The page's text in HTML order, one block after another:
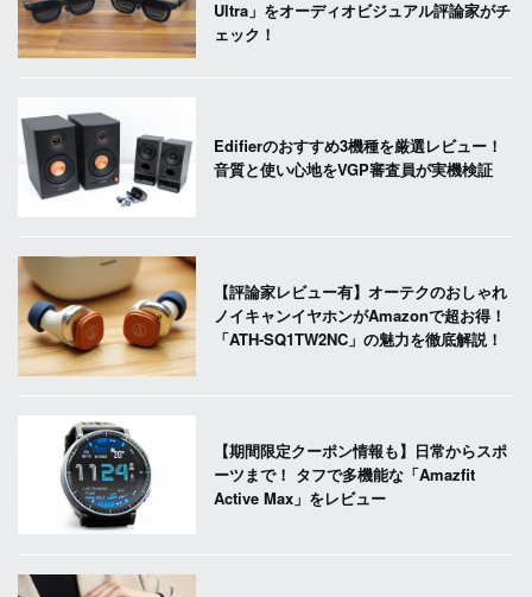
Ultra」をオーディオビジュアル評論家がチ
ェック！
Edifierのおすすめ3機種を厳選レビュー！
音質と使い心地をVGP審査員が実機検証
【評論家レビュー有】オーテクのおしゃれ
ノイキャンイヤホンがAmazonで超お得！
「ATH-SQ1TW2NC」の魅力を徹底解説！
【期間限定クーポン情報も】日常からスポ
ーツまで！ タフで多機能な「Amazfit
Active Max」をレビュー